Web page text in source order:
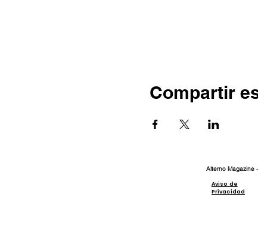
Compartir
Alterno Magazine-
Aviso de
Privacidad